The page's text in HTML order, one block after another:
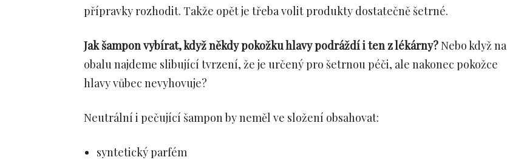
přípravky rozhodit. Takže opět je třeba volit produkty dostatečně šetrné.
Jak šampon vybírat, když někdy pokožku hlavy podráždí i ten z lékárny?Nebo když na
obalu najdeme slibující tvrzení, že je určený pro šetrnou péči, ale nakonec pokožce
hlavy vůbec nevyhovuje?
Neutrální i pečující šampon by neměl ve složení obsahovat:
syntetický parfém